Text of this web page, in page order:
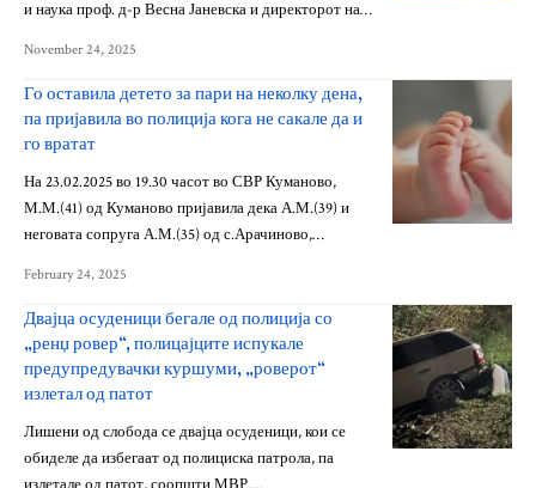
и наука проф. д-р Весна Јаневска и директорот на…
November 24, 2025
Го оставила детето за пари на неколку дена,
па пријавила во полиција кога не сакале да и
го вратат
На 23.02.2025 во 19.30 часот во СВР Куманово,
М.М.(41) од Куманово пријавила дека А.М.(39) и
неговата сопруга А.М.(35) од с.Арачиново,…
February 24, 2025
Двајца осуденици бегале од полиција со
„ренџ ровер“, полицајците испукале
предупредувачки куршуми, „роверот“
излетал од патот
Лишени од слобода се двајца осуденици, кои се
обиделе да избегаат од полициска патрола, па